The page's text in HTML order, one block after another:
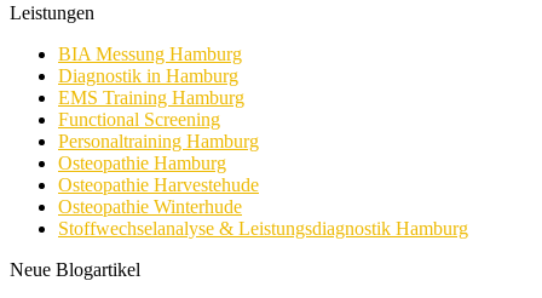
Leistungen
BIA Messung Hamburg
Diagnostik in Hamburg
EMS Training Hamburg
Functional Screening
Personaltraining Hamburg
Osteopathie Hamburg
Osteopathie Harvestehude
Osteopathie Winterhude
Stoffwechselanalyse & Leistungsdiagnostik Hamburg
Neue Blogartikel